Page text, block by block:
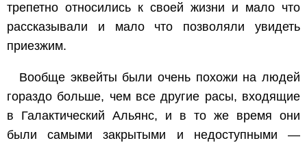
трепетно относились к своей жизни и мало что
рассказывали и мало что позволяли увидеть
приезжим.
Вообще эквейты были очень похожи на людей
гораздо больше, чем все другие расы, входящие
в Галактический Альянс, и в то же время они
были самыми закрытыми и недоступными —